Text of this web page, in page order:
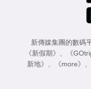
新傳媒集團的數碼
《新假期》
《
新地》
《more》